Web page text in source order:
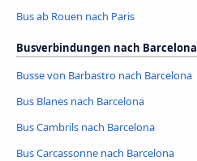
Bus ab Rouen nach Paris
Busverbindungen nach Barcelona
Busse von Barbastro nach Barcelona
Bus Blanes nach Barcelona
Bus Cambrils nach Barcelona
Bus Carcassonne nach Barcelona